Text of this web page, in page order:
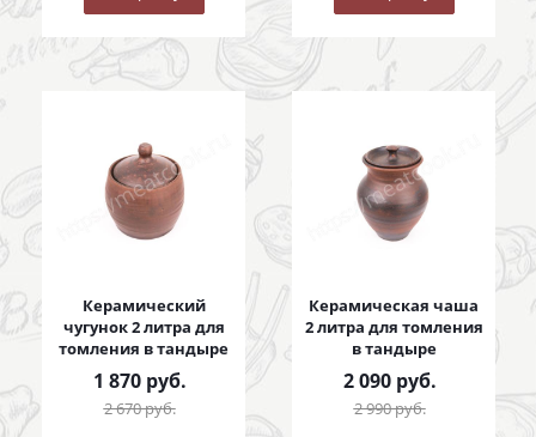
Керамический
чугунок 2 литра для
томления в тандыре
1 870руб.
2 670руб.
Керамическая чаша
2 литра для томления
в тандыре
2 090руб.
2 990руб.